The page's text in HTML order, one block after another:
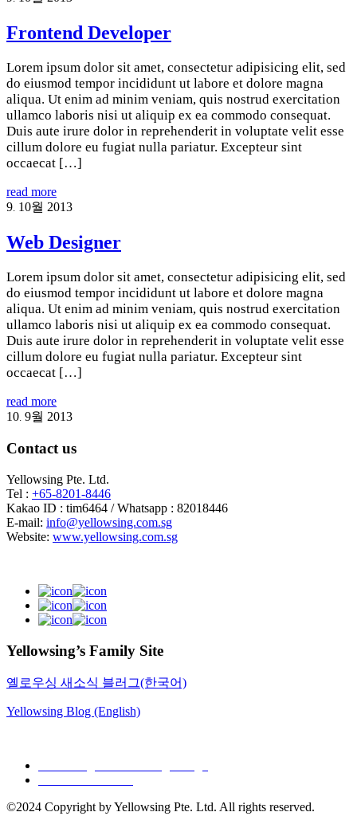
Frontend Developer
Lorem ipsum dolor sit amet, consectetur adipisicing elit, sed
do eiusmod tempor incididunt ut labore et dolore magna
aliqua. Ut enim ad minim veniam, quis nostrud exercitation
ullamco laboris nisi ut aliquip ex ea commodo consequat.
Duis aute irure dolor in reprehenderit in voluptate velit esse
cillum dolore eu fugiat nulla pariatur. Excepteur sint
occaecat […]
read more
9 10월 2013
Web Designer
Lorem ipsum dolor sit amet, consectetur adipisicing elit, sed
do eiusmod tempor incididunt ut labore et dolore magna
aliqua. Ut enim ad minim veniam, quis nostrud exercitation
ullamco laboris nisi ut aliquip ex ea commodo consequat.
Duis aute irure dolor in reprehenderit in voluptate velit esse
cillum dolore eu fugiat nulla pariatur. Excepteur sint
occaecat […]
read more
10 9월 2013
Contact us
Yellowsing Pte. Ltd.
Tel : +65-8201-8446
Kakao ID : tim6464 / Whatsapp : 82018446
E-mail: info@yellowsing.com.sg
Website: www.yellowsing.com.sg
Yellowsing’s Family Site
옐로우싱 새소식 블러그(한국어)
Yellowsing Blog (English)
©2024 Copyright by Yellowsing Pte. Ltd. All rights reserved.